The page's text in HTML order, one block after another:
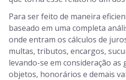
Para ser feito de maneira
baseado em uma completa
onde entram os cálculos de
multas, tributos, encargos,
levando-se em consideração as
objetos, honorários e demais